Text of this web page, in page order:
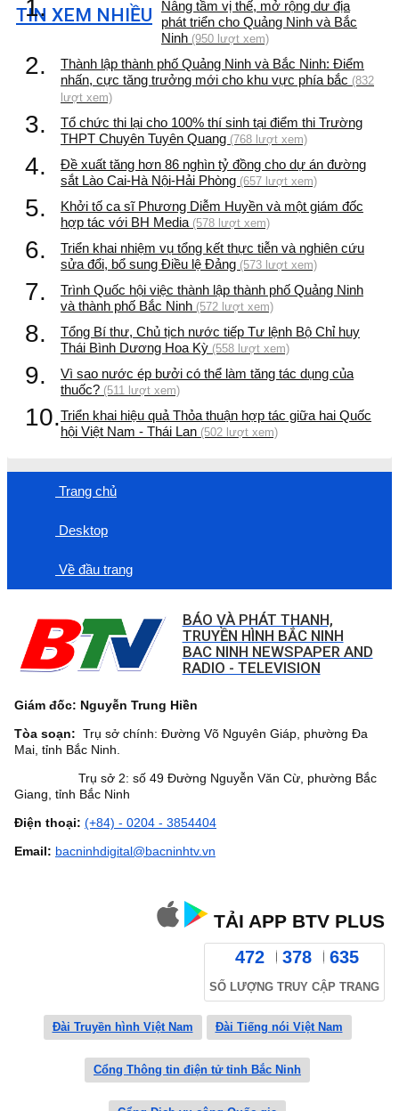
TIN XEM NHIỀU
1.
Nâng tầm vị thế, mở rộng dư địa
phát triển cho Quảng Ninh và Bắc
Ninh (950 lượt xem)
2.
Thành lập thành phố Quảng Ninh và Bắc Ninh: Điểm
nhấn, cực tăng trưởng mới cho khu vực phía bắc (832
lượt xem)
3.
Tổ chức thi lại cho 100% thí sinh tại điểm thi Trường
THPT Chuyên Tuyên Quang (768 lượt xem)
4.
Đề xuất tăng hơn 86 nghìn tỷ đồng cho dự án đường
sắt Lào Cai-Hà Nội-Hải Phòng (657 lượt xem)
5.
Khởi tố ca sĩ Phương Diễm Huyền và một giám đốc
hợp tác với BH Media (578 lượt xem)
6.
Triển khai nhiệm vụ tổng kết thực tiễn và nghiên cứu
sửa đổi, bổ sung Điều lệ Đảng (573 lượt xem)
7.
Trình Quốc hội việc thành lập thành phố Quảng Ninh
và thành phố Bắc Ninh (572 lượt xem)
8.
Tổng Bí thư, Chủ tịch nước tiếp Tư lệnh Bộ Chỉ huy
Thái Bình Dương Hoa Kỳ (558 lượt xem)
9.
Vì sao nước ép bưởi có thể làm tăng tác dụng của
thuốc? (511 lượt xem)
10.Triển khai hiệu quả Thỏa thuận hợp tác giữa hai Quốc
hội Việt Nam - Thái Lan (502 lượt xem)
Trang chủ
Desktop
Về đầu trang
BÁO VÀ PHÁT THANH,
TRUYỀN HÌNH BẮC NINH
BAC NINH NEWSPAPER AND
RADIO - TELEVISION
Giám đốc: Nguyễn Trung Hiền
Tòa soạn: Trụ sở chính: Đường Võ Nguyên Giáp, phường Đa
Mai, tỉnh Bắc Ninh.
Trụ sở 2: số 49 Đường Nguyễn Văn Cừ, phường Bắc
Giang, tỉnh Bắc Ninh
Điện thoại: (+84) - 0204 - 3854404
Email: bacninhdigital@bacninhtv.vn
TẢI APP BTV PLUS
472 378 635
SỐ LƯỢNG TRUY CẬP TRANG
Đài Truyền hình Việt Nam Đài Tiếng nói Việt Nam
Cổng Thông tin điện tử tỉnh Bắc Ninh